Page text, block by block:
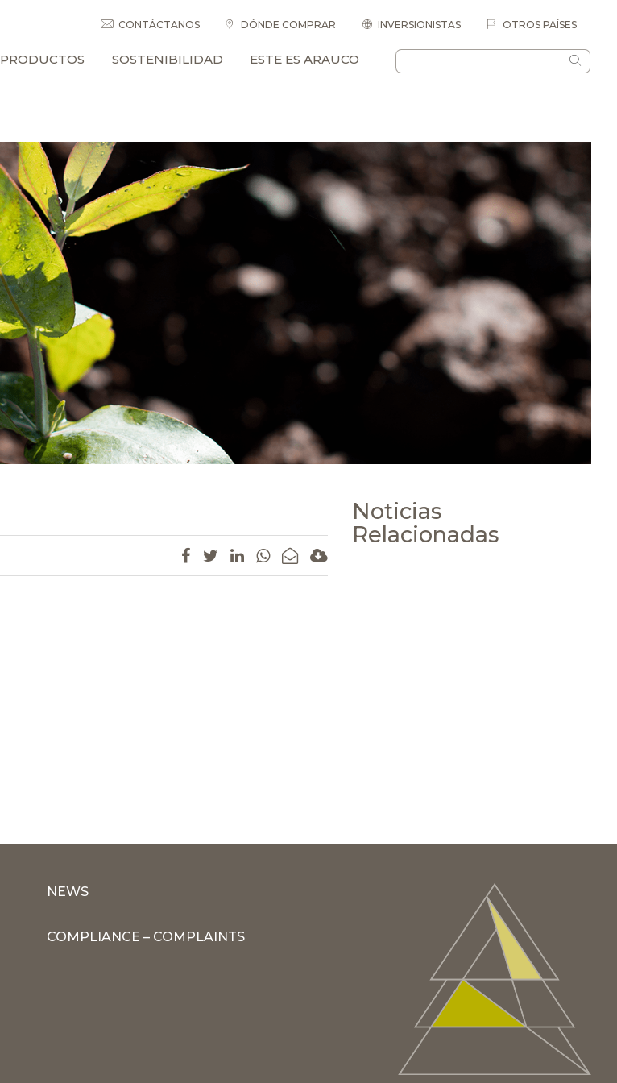
CONTÁCTANOS DÓNDE COMPRAR INVERSIONISTAS OTROS PAÍSES
PRODUCTOS SOSTENIBILIDAD ESTE ES ARAUCO
Noticias
Relacionadas
NEWS
COMPLIANCE – COMPLAINTS